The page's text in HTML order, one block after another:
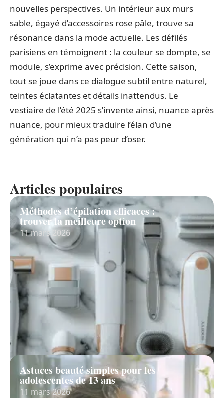
nouvelles perspectives. Un intérieur aux murs
sable, égayé d’accessoires rose pâle, trouve sa
résonance dans la mode actuelle. Les défilés
parisiens en témoignent : la couleur se dompte, se
module, s’exprime avec précision. Cette saison,
tout se joue dans ce dialogue subtil entre naturel,
teintes éclatantes et détails inattendus. Le
vestiaire de l’été 2025 s’invente ainsi, nuance après
nuance, pour mieux traduire l’élan d’une
génération qui n’a pas peur d’oser.
Articles populaires
Méthodes d’épilation efficaces :
trouver la meilleure option
11 mars 2026
Astuces beauté simples pour les
adolescentes de 13 ans
11 mars 2026